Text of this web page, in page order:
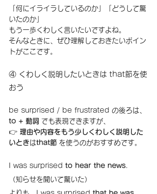
「何にイライラしているのか」「どうして驚
いたのか」
もう一歩くわしく言いたいですよね。
そんなときに、ぜひ理解しておきたいポイン
トがここです。
④ くわしく説明したいときは that節を使
おう
be surprised / be frustrated の後ろは、
to + 動詞 でも表現できますが、
👉 理由や内容をもう少しくわしく説明した
いときはthat節 を使うのがおすすめです。
I was surprised to hear the news.
（知らせを聞いて驚いた）